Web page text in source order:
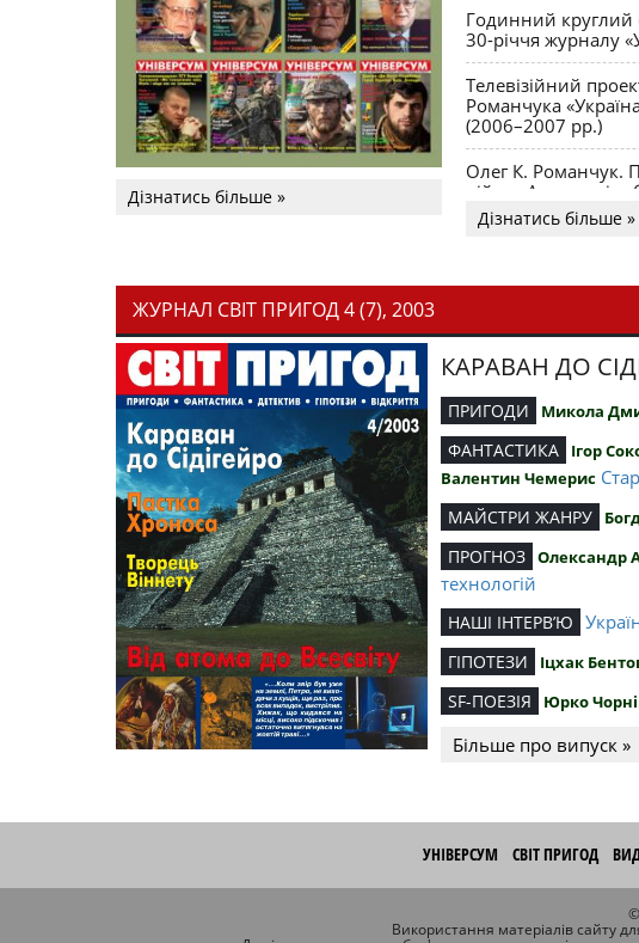
Дізнатись більше »
Годинний круглий
30-річчя журналу
Телевізійний
Романчука
(2006–2007 рр.)
Олег К. Романчук.
війни. Акценти і
Дізнатись більше »
ЖУРНАЛ СВІТ ПРИГОД 4 (7), 2003
КАРАВАН ДО
ПРИГОДИ Микола
ФАНТАСТИКА Ігор
Валентин Чемерис
МАЙСТРИ ЖАНРУ
ПРОГНОЗ Олександр
технологій
НАШІ ІНТЕРВ’Ю
ГІПОТЕЗИ Іцхак
SF-ПОЕЗІЯ Юрко
Більше про випуск »
УНІВЕРСУМ СВІТ ПРИГОД
Використання матеріалів сайту